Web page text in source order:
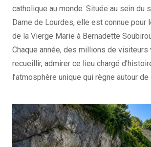
catholique au monde. Située au sein du
Dame de Lourdes, elle est connue pour
de la Vierge Marie à Bernadette
Chaque année, des millions de visiteurs
recueillir, admirer ce lieu chargé
l’atmosphère unique qui règne autour de